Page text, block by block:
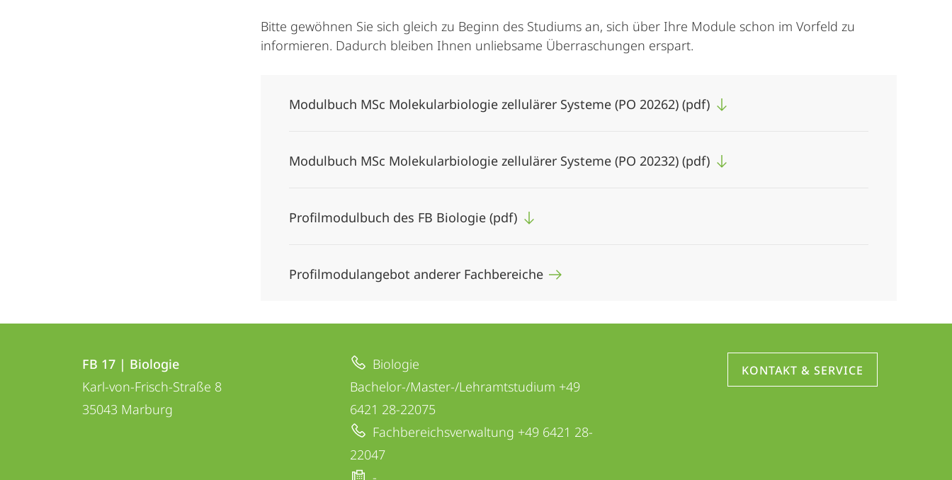
Bitte gewöhnen Sie sich gleich zu Beginn des Studiums an, sich über Ihre Module schon im Vorfeld zu
informieren. Dadurch bleiben Ihnen unliebsame Überraschungen erspart.
Modulbuch MSc Molekularbiologie zellulärer Systeme (PO 20262) (pdf)
Modulbuch MSc Molekularbiologie zellulärer Systeme (PO 20232) (pdf)
Profilmodulbuch des FB Biologie (pdf)
Profilmodulangebot anderer Fachbereiche
Informationen
Kontaktinformationen
FB
17
FB 17 | Biologie
Karl-von-Frisch-Straße 8
35043 Marburg
Biologie
Bachelor-/Master-/Lehramtstudium +49
6421 28-22075
Fachbereichsverwaltung +49 6421 28-
22047
KONTAKT & SERVICE